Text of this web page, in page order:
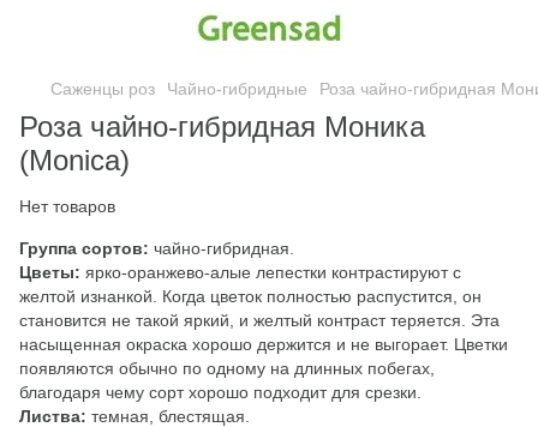
Саженцы роз Чайно-гибридные Роза чайно-гибридная
Роза чайно-гибридная Моника
(Monica)
Нет товаров
Группа сортов: чайно-гибридная.
Цветы: ярко-оранжево-алые лепестки контрастируют с
желтой изнанкой. Когда цветок полностью распустится, он
становится не такой яркий, и желтый контраст теряется. Эта
насыщенная окраска хорошо держится и не выгорает. Цветки
появляются обычно по одному на длинных побегах,
благодаря чему сорт хорошо подходит для срезки.
Листва: темная, блестящая.